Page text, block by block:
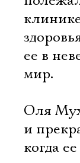
ее в
мир.
Оля
и
когда